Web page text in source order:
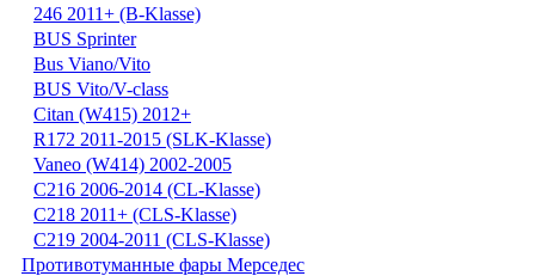
246 2011+ (B-Klasse)
BUS Sprinter
Bus Viano/Vito
BUS Vito/V-class
Citan (W415) 2012+
R172 2011-2015 (SLK-Klasse)
Vaneo (W414) 2002-2005
С216 2006-2014 (CL-Klasse)
С218 2011+ (CLS-Klasse)
С219 2004-2011 (CLS-Klasse)
Противотуманные фары Мерседес